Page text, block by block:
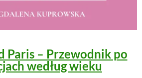
Paris – Przewodnik po
według wieku